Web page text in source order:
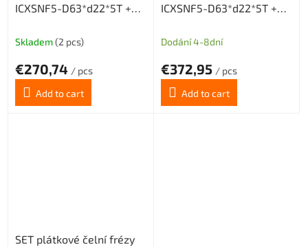
ICXSNF5-D63*d22*5T +
ONMX)
Skladem(2 pcs)
€270,74 / pcs
Add to cart
ICXSNF5-D63*d22*5T +
Dodání 4-8dní
€372,95 / pcs
Add to cart
SET plátkové čelní frézy